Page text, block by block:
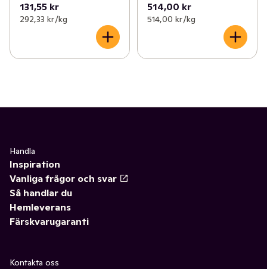
131,55 kr
292,33 kr /kg
514,00 kr
514,00 kr /kg
Handla
Inspiration
Vanliga frågor och svar
Så handlar du
Hemleverans
Färskvarugaranti
Kontakta oss